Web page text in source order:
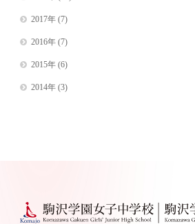
2017年(7)
2016年(7)
2015年(6)
2014年(3)